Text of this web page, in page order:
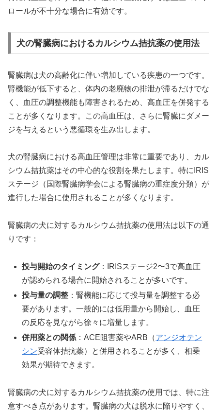
ロールが不十分な場合に有効です。
犬の腎臓病におけるカルシウム拮抗薬の使用法
腎臓病は犬の高齢化に伴い増加している疾患の一つです。
腎機能が低下すると、体内の老廃物の排泄が滞るだけでな
く、血圧の調整機能も障害されるため、高血圧を併発する
ことが多くなります。この高血圧は、さらに腎臓にダメー
ジを与えるという悪循環を生み出します。
犬の腎臓病における高血圧管理は非常に重要であり、カル
シウム拮抗薬はその中心的な役割を果たします。特にIRIS
ステージ（国際腎臓病学会による腎臓病の重症度分類）が
進行した場合に使用されることが多くなります。
腎臓病の犬に対するカルシウム拮抗薬の使用法は以下の通
りです：
投与開始のタイミング：IRISステージ2〜3で高血圧
が認められる場合に開始されることが多いです。
投与量の調整 ：腎機能に応じて投与量を調整する必
要があります。一般的には低用量から開始し、血圧
の反応を見ながら徐々に増量します。
併用薬との関係 ：ACE阻害薬やARB（アンジオテン
シン受容体拮抗薬）と併用されることが多く、相乗
効果が期待できます。
腎臓病の犬に対するカルシウム拮抗薬の使用では、特に注
意すべき点があります。腎臓病の犬は脱水に陥りやすく、